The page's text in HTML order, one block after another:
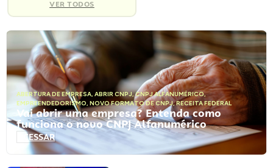
VER TODOS
ABERTURA DE EMPRESA, ABRIR CNPJ,CNPJ ALFANUMÉRICO,
EMPREENDEDORISMO, NOVO FORMATO DE CNPJ,RECEITA FEDERAL
Vai abrir uma empresa? Entenda como
funciona o novo CNPJ Alfanumérico
ACESSAR